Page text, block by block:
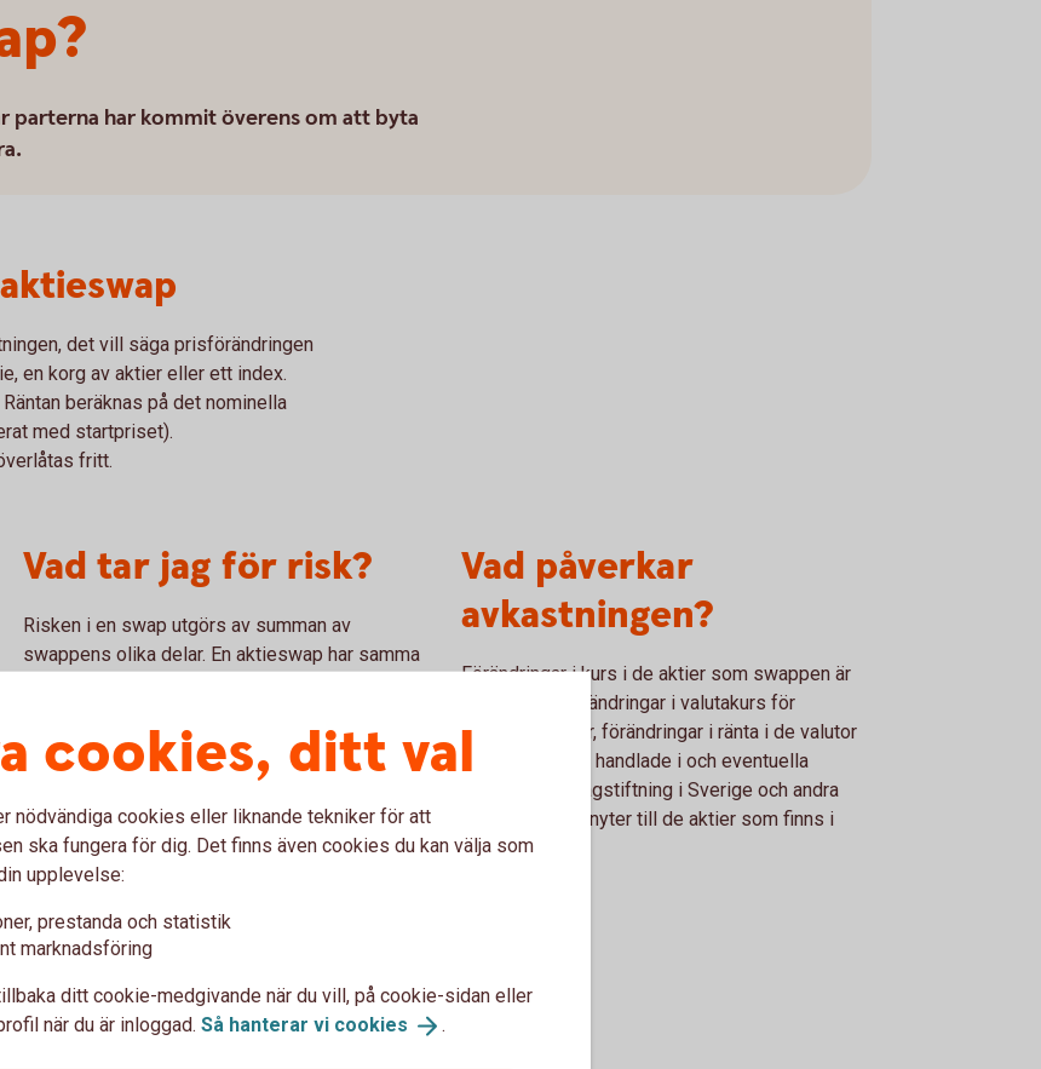
parterna har kommit överens om att byta
det vill säga prisförändringen
en korg av aktier eller ett index.
beräknas på det nominella
med startpriset).
fritt.
Vad tar jag för risk?
Risken i en swap utgörs av summan av
swappens olika delar. En aktieswap har samma
som erhåller avkastningen på underliggande
aktie) riskerar att förlora hela swappens
risken vara obegränsad.
Vad påverkar
avkastningen?
Förändringar i kurs i de aktier som swappen är
baserad på, förändringar i valutakurs för
utländska aktier, förändringar i ränta i de valutor
som aktierna är handlade i och eventuella
förändringar i lagstiftning i Sverige och andra
länder som anknyter till de aktier som finns i
swappen
cookies, ditt val
nödvändiga cookies eller liknande tekniker för att
ska fungera för dig. Det finns även cookies du kan välja som
upplevelse:
prestanda och statistik
marknadsföring
ditt cookie-medgivande när du vill, på cookie-sidan eller
när du är inloggad. Så hanterar vi cookies .